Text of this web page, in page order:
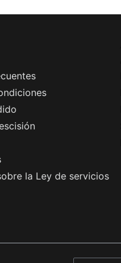
la Ley de servicios